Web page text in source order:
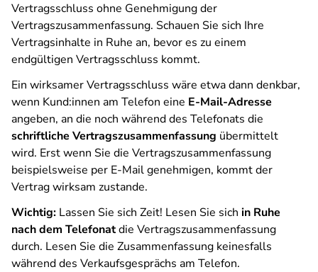
Vertragsschluss ohne Genehmigung der
Vertragszusammenfassung. Schauen Sie sich Ihre
Vertragsinhalte in Ruhe an, bevor es zu einem
endgültigen Vertragsschluss kommt.
Ein wirksamer Vertragsschluss wäre etwa dann denkbar,
wenn Kund:innen am Telefon eine E-Mail-Adresse
angeben, an die noch während des Telefonats die
schriftliche Vertragszusammenfassung übermittelt
wird. Erst wenn Sie die Vertragszusammenfassung
beispielsweise per E-Mail genehmigen, kommt der
Vertrag wirksam zustande.
Wichtig: Lassen Sie sich Zeit! Lesen Sie sich in Ruhe
nach dem Telefonatdie Vertragszusammenfassung
durch. Lesen Sie die Zusammenfassung keinesfalls
während des Verkaufsgesprächs am Telefon.